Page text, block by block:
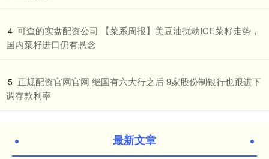
4 ​可查的实盘配资公司 【菜系周报】美豆油扰动ICE菜籽走势，
国内菜籽进口仍有悬念
5 ​正规配资官网官网 继国有六大行之后 9家股份制银行也跟进下
调存款利率
最新文章